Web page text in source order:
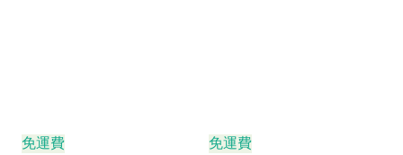
免運費 免運費